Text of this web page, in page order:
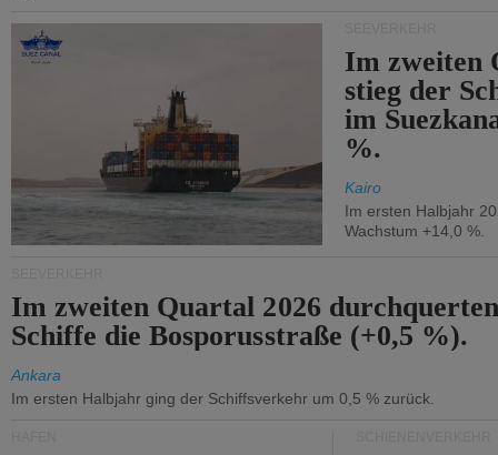
Im zweiten
stieg der
im
%.
Kairo
Im ersten Halbjahr
Wachstum +14,0 %.
Im zweiten Quartal 2026
Schiffe die Bosporusstraße (+0,5 %).
Ankara
Im ersten Halbjahr ging der Schiffsverkehr um 0,5 % zurück.